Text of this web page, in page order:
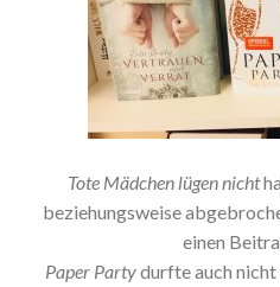
Tote Mädchen lügen nicht
beziehungsweise
einen
Paper Partydurfte auch nicht